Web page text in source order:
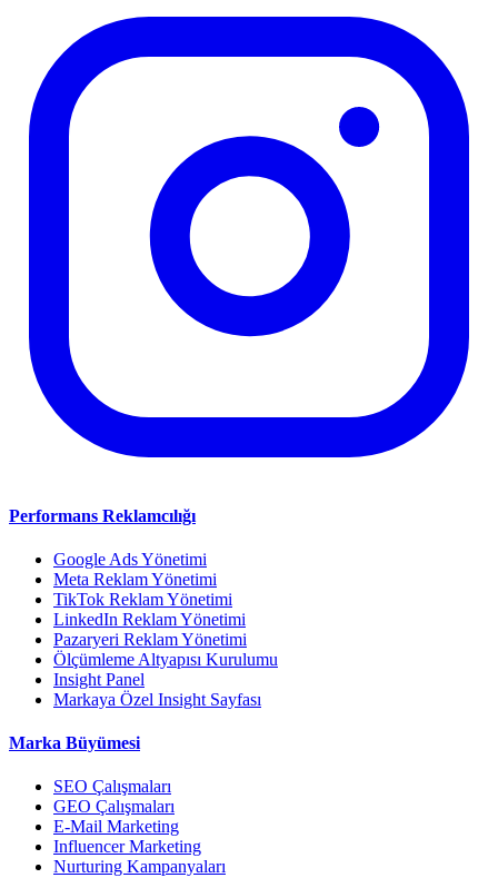
Performans Reklamcılığı
Google Ads Yönetimi
Meta Reklam Yönetimi
TikTok Reklam Yönetimi
LinkedIn Reklam Yönetimi
Pazaryeri Reklam Yönetimi
Ölçümleme Altyapısı Kurulumu
Insight Panel
Markaya Özel Insight Sayfası
Marka Büyümesi
SEO Çalışmaları
GEO Çalışmaları
E-Mail Marketing
Influencer Marketing
Nurturing Kampanyaları